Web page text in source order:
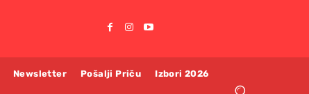
Newsletter Pošalji Priču Izbori 2026